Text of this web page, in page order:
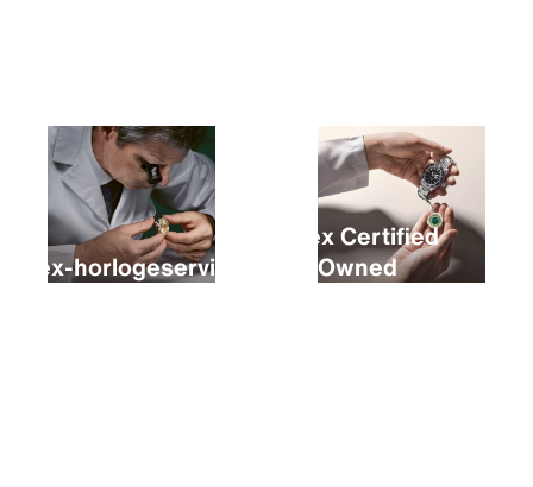
Rolex-horlogeservice
Rolex Certified
Pre‑Owned